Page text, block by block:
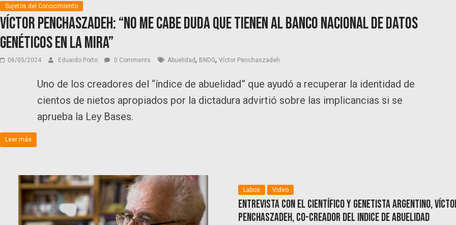
Sujetos del Conocimiento
Víctor Penchaszadeh: “No me cabe duda que tienen al banco nacional de datos
genéticos en la mira”
06/05/2024 Eduardo Porto 0 Comments Abuelidad, BNDG, Víctor Penchaszadeh
Uno de los creadores del “índice de abuelidad” que ayudó a recuperar la identidad de
cientos de nietos apropiados por la dictadura advirtió sobre las implicancias si se
aprueba la Ley Bases.
Leer más
Labos Video
Entrevista con el científico y genetista argentino,
Penchaszadeh, co-creador del Indice de Abuelidad